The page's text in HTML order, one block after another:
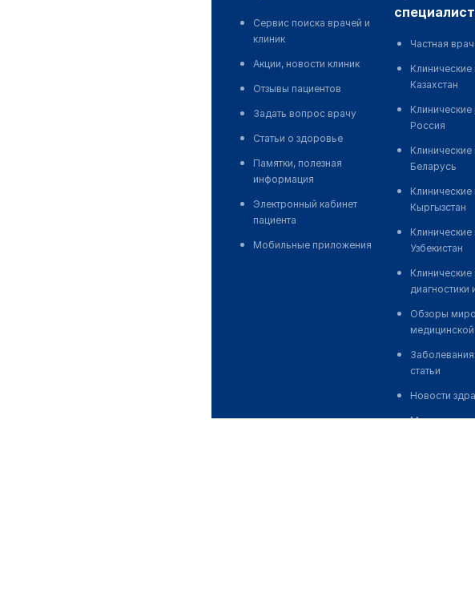
Сервис поиска врачей и
клиник
Акции, новости клиник
Отзывы пациентов
Задать вопрос врачу
Статьи о здоровье
Памятки, полезная
информация
Электронный кабинет
пациента
Мобильные приложения
Частная
Казахстан
Россия
Беларусь
Кыргызстан
Узбекистан
диагностики
Обзоры
статьи
Новости